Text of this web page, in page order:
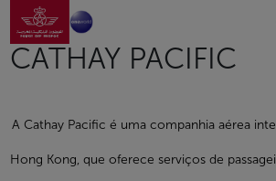
Skip to Main Content
Ir para a
CATHAY PACIFIC
A Cathay Pacific é uma companhia aérea
Hong Kong, que oferece serviços de